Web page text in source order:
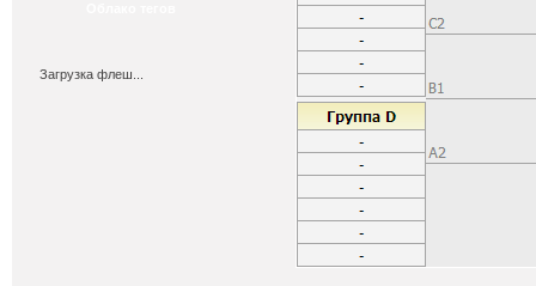
Загрузка флеш...